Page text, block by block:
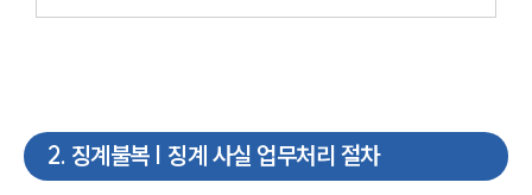
2. 징계불복 | 징계 사실 업무처리 절차